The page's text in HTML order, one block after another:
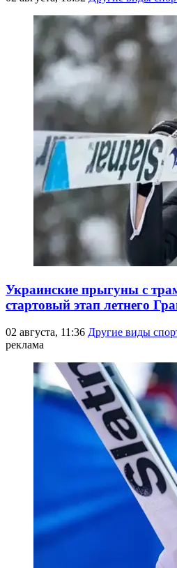
Украинские прыгуны с
стартовый этап летнего
02 августа, 11:36 Другие виды
реклама